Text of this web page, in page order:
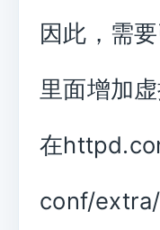
因此，需
里面增加虚
在
conf/